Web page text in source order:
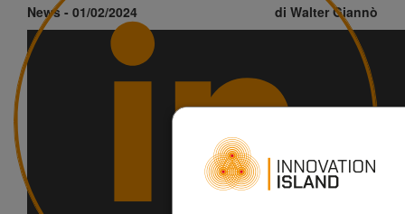
News - 01/02/2024 di Walter Giannò